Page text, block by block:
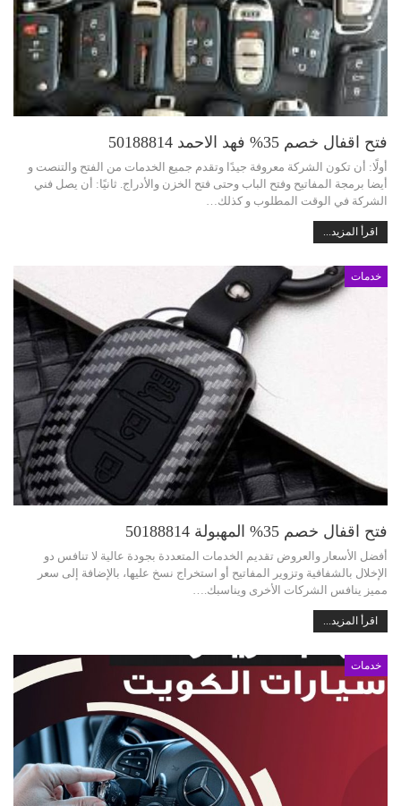
فتح اقفال خصم 35% فهد الاحمد 50188814
أولًا: أن تكون الشركة معروفة جيدًا وتقدم جميع الخدمات من الفتح والتنصت و
أيضا برمجة المفاتيح وفتح الباب وحتى فتح الخزن والأدراج. ثانيًا: أن يصل فني
الشركة في الوقت المطلوب و كذلك…
اقرأ المزيد...
خدمات
فتح اقفال خصم 35% المهبولة 50188814
أفضل الأسعار والعروض تقديم الخدمات المتعددة بجودة عالية لا تنافس دو
الإخلال بالشفافية وتزوير المفاتيح أو استخراج نسخ عليها، بالإضافة إلى سعر
مميز ينافس الشركات الأخرى ويناسبك.…
اقرأ المزيد...
خدمات